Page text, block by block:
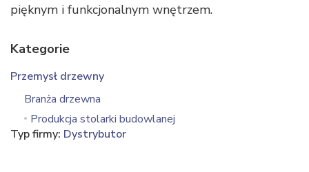
pięknym i funkcjonalnym wnętrzem.
Kategorie
Przemysł drzewny
Branża drzewna
Produkcja stolarki budowlanej
Typ firmy: Dystrybutor